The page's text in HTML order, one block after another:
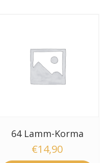
64 Lamm-Korma
€14,90